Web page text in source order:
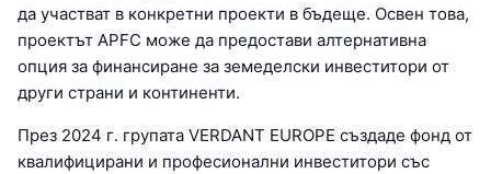
да участват в конкретни проекти в бъдеще. Освен това,
проектът APFC може да предостави алтернативна
опция за финансиране за земеделски инвеститори от
други страни и континенти.
През 2024 г. групата VERDANT EUROPE създаде фонд от
квалифицирани и професионални инвеститори със